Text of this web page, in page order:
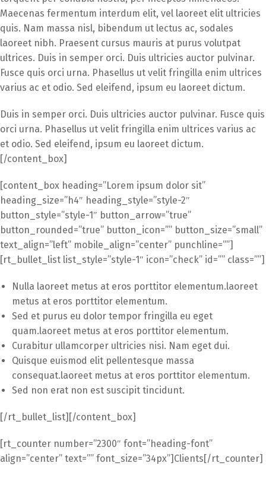
Maecenas fermentum interdum elit, vel laoreet elit ultricies
quis. Nam massa nisl, bibendum ut lectus ac, sodales
laoreet nibh. Praesent cursus mauris at purus volutpat
ultrices. Duis in semper orci. Duis ultricies auctor pulvinar.
Fusce quis orci urna. Phasellus ut velit fringilla enim ultrices
varius ac et odio. Sed eleifend, ipsum eu laoreet dictum.
Duis in semper orci. Duis ultricies auctor pulvinar. Fusce quis
orci urna. Phasellus ut velit fringilla enim ultrices varius ac
et odio. Sed eleifend, ipsum eu laoreet dictum.
[/content_box]
[content_box heading=”Lorem ipsum dolor sit”
heading_size=”h4″ heading_style=”style-2″
button_style=”style-1″ button_arrow=”true”
button_rounded=”true” button_icon=”” button_size=”small”
text_align=”left” mobile_align=”center” punchline=””]
[rt_bullet_list list_style=”style-1″ icon=”check” id=”” class=””]
Nulla laoreet metus at eros porttitor elementum.laoreet
metus at eros porttitor elementum.
Sed et purus eu dolor tempor fringilla eu eget
quam.laoreet metus at eros porttitor elementum.
Curabitur ullamcorper ultricies nisi. Nam eget dui.
Quisque euismod elit pellentesque massa
consequat.laoreet metus at eros porttitor elementum.
Sed non erat non est suscipit tincidunt.
[/rt_bullet_list][/content_box]
[rt_counter number=”2300″ font=”heading-font”
align=”center” text=”” font_size=”34px”]Clients[/rt_counter]